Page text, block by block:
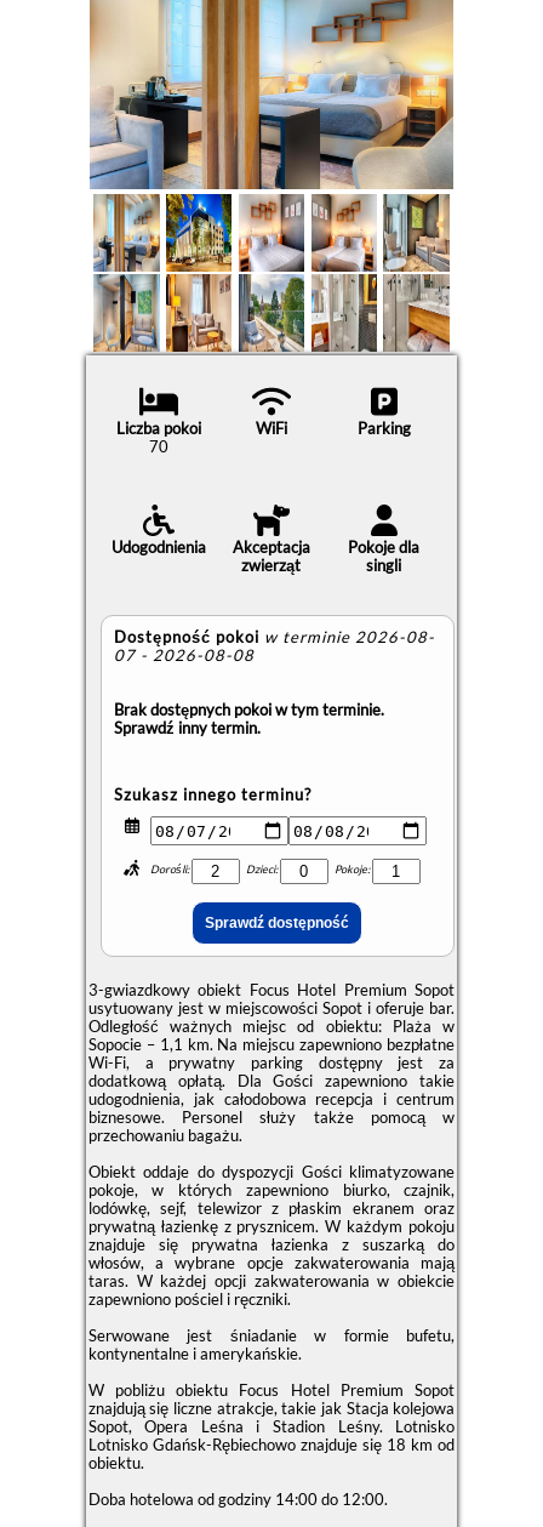
Liczba pokoi
70
WiFi Parking
Udogodnienia
Akceptacja
zwierząt
Pokoje dla
singli
Dostępność pokoi w terminie 2026-08-
07 - 2026-08-08
Brak dostępnych pokoi w tym terminie.
Sprawdź inny termin.
Szukasz innego terminu?
Dorośli: Dzieci: Pokoje:
3-gwiazdkowy obiekt Focus Hotel Premium Sopot
usytuowany jest w miejscowości Sopot i oferuje bar.
Odległość ważnych miejsc od obiektu: Plaża w
Sopocie – 1,1 km. Na miejscu zapewniono bezpłatne
Wi-Fi, a prywatny parking dostępny jest za
dodatkową opłatą. Dla Gości zapewniono takie
udogodnienia, jak całodobowa recepcja i centrum
biznesowe. Personel służy także pomocą w
przechowaniu bagażu.
Obiekt oddaje do dyspozycji Gości klimatyzowane
pokoje, w których zapewniono biurko, czajnik,
lodówkę, sejf, telewizor z płaskim ekranem oraz
prywatną łazienkę z prysznicem. W każdym pokoju
znajduje się prywatna łazienka z suszarką do
włosów, a wybrane opcje zakwaterowania mają
taras. W każdej opcji zakwaterowania w obiekcie
zapewniono pościel i ręczniki.
Serwowane jest śniadanie w formie bufetu,
kontynentalne i amerykańskie.
W pobliżu obiektu Focus Hotel Premium Sopot
znajdują się liczne atrakcje, takie jak Stacja kolejowa
Sopot, Opera Leśna i Stadion Leśny. Lotnisko
Lotnisko Gdańsk-Rębiechowo znajduje się 18 km od
obiektu.
Doba hotelowa od godziny 14:00do 12:00.